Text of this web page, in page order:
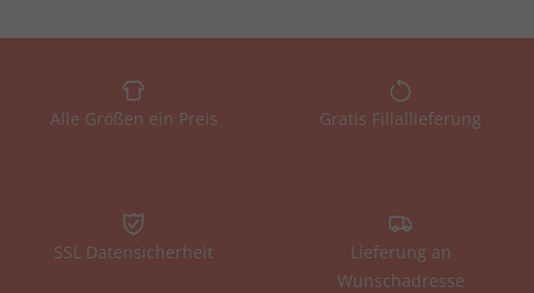
Alle Größen ein Preis Gratis Filiallieferung
SSL Datensicherheit
Lieferung an
Wunschadresse